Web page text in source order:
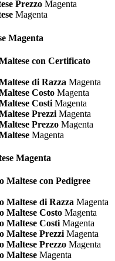
Prezzo Magenta
Magenta
Magenta
con Certificato
di Razza Magenta
Costo Magenta
Costi Magenta
Prezzi Magenta
Prezzo Magenta
Magenta
Magenta
con Pedigree
Maltese di Razza Magenta
Maltese Costo Magenta
Maltese CostiMagenta
Maltese PrezziMagenta
Maltese Prezzo Magenta
Maltese Magenta